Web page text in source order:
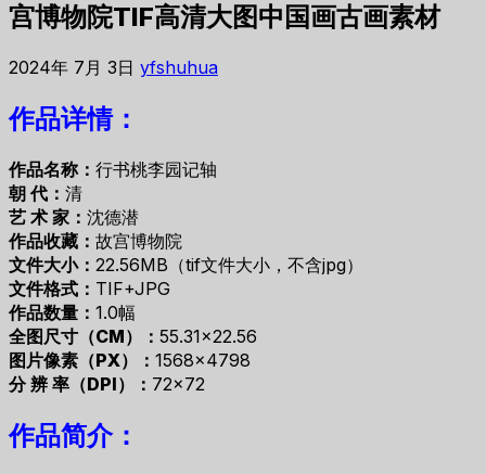
宫博物院TIF高清大图中国画古画素材
2024年 7月 3日 yfshuhua
作品详情：
作品名称： 行书桃李园记轴
朝 代： 清
艺 术 家： 沈德潜
作品收藏： 故宫博物院
文件大小： 22.56MB（tif文件大小，不含jpg）
文件格式： TIF+JPG
作品数量： 1.0幅
全图尺寸（CM）： 55.31×22.56
图片像素（PX）： 1568×4798
分 辨 率（DPI）： 72×72
作品简介：